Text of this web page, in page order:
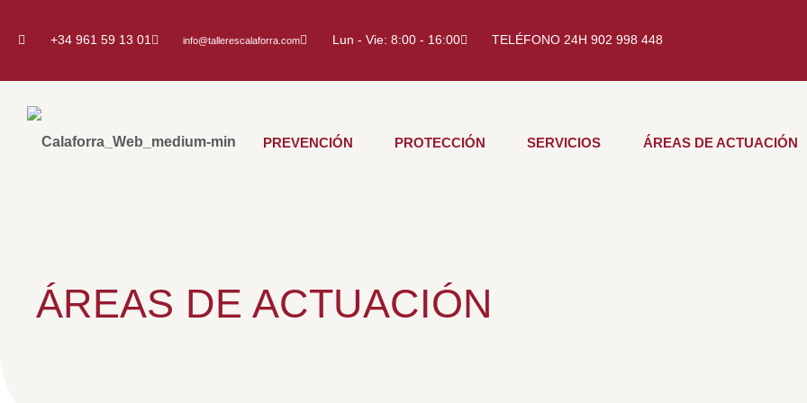
+34 961 59 13 01 info@tallerescalaforra.com Lun - Vie: 8:00 - 16:00 TELÉFONO 24H 902 998 448
PREVENCIÓN PROTECCIÓN SERVICIOS ÁREAS DE ACTUACIÓN
ÁREAS DE ACTUACIÓN